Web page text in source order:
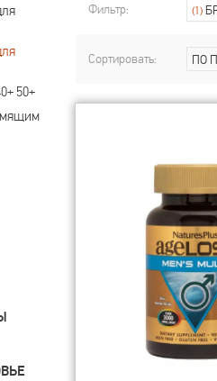
50+
Фильтр: (1)
Сортировать: ПО